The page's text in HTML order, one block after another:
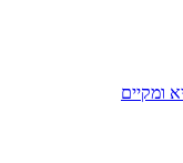
ומקיים